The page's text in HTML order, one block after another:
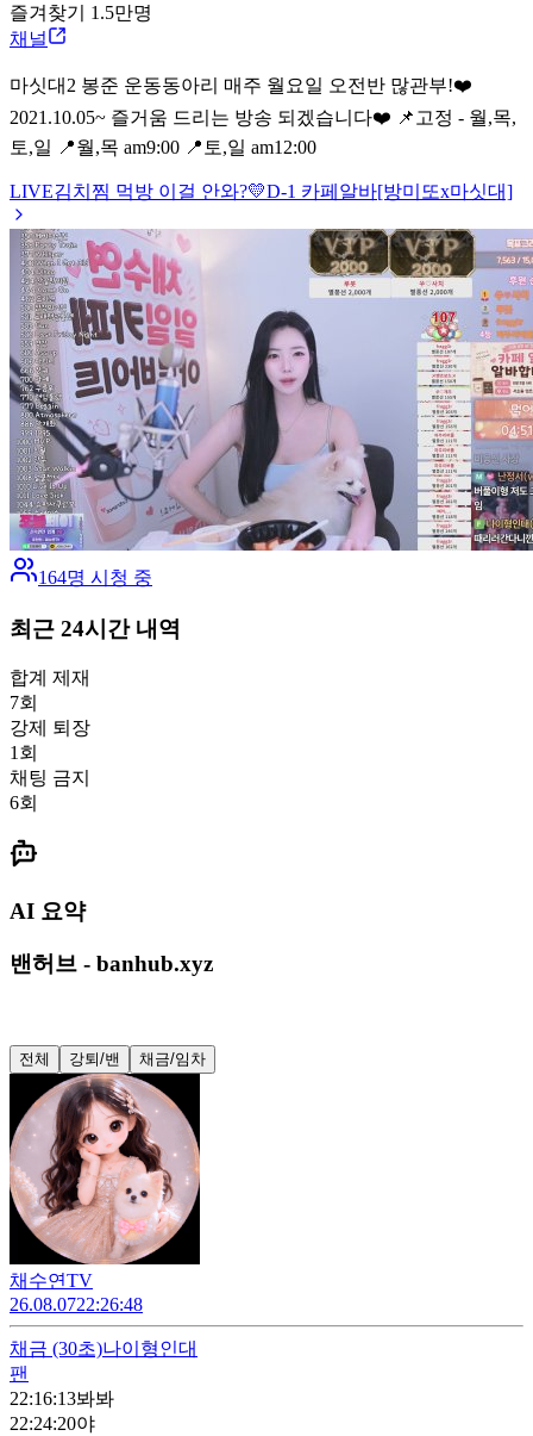
즐겨찾기 1.5만명
채널
마싯대2 봉준 운동동아리 매주 월요일 오전반 많관부!❤️
2021.10.05~ 즐거움 드리는 방송 되겠습니다❤️ 📌고정 - 월,목,
토,일 📍월,목 am9:00 📍토,일 am12:00
LIVE김치찜 먹방 이걸 안와?💛D-1 카페알바[방미또x마싯대]
164명 시청 중
최근 24시간 내역
합계 제재
7회
강제 퇴장
1 회
채팅 금지
6회
AI 요약
밴허브 - banhub.xyz
전체 강퇴/밴 채금/임차
채수연TV
26.08.0722:26:48
채금 (30초)나이형인대
팬
22:16:13봐봐
22:24:20야